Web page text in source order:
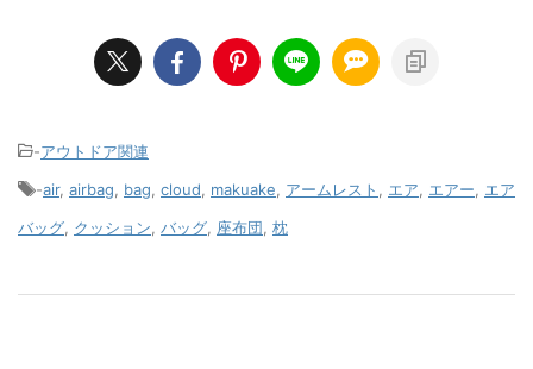
-アウトドア関連
-air, airbag bag cloud makuake アームレスト エア エアー
エア
バッグ クッション バッグ 座布団 枕